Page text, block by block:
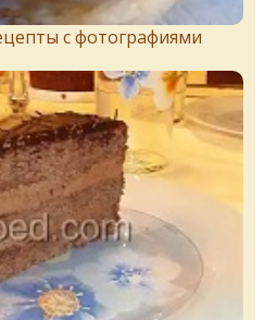
с фотографиями